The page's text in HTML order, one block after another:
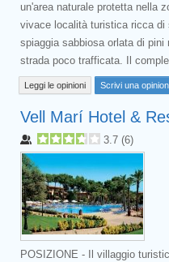
un'area naturale protetta nella
vivace località turistica ricca
spiaggia sabbiosa orlata di
strada poco trafficata. Il
Leggi le opinioni Scrivi una
Vell Marí Hotel &
3.7 (6)
POSIZIONE - Il villaggio